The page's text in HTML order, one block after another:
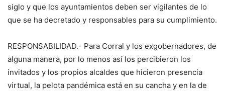
siglo y que los ayuntamientos deben ser vigilantes de lo
que se ha decretado y responsables para su cumplimiento.
RESPONSABILIDAD.- Para Corral y los exgobernadores, de
alguna manera, por lo menos así los percibieron los
invitados y los propios alcaldes que hicieron presencia
virtual, la pelota pandémica está en su cancha y en la de